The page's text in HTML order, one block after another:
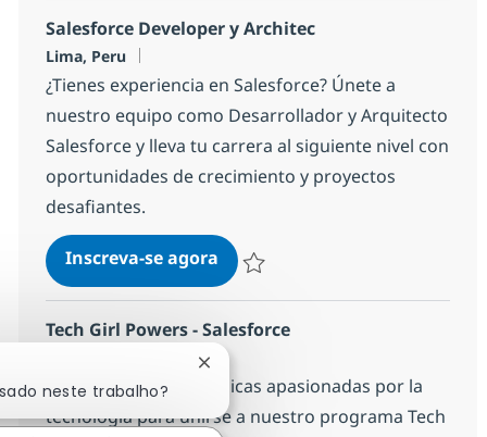
Salesforce Developer y Architec
Localização
Lima, Peru
¿Tienes experiencia en Salesforce? Únete a
nuestro equipo como Desarrollador y Arquitecto
Salesforce y lleva tu carrera al siguiente nivel con
oportunidades de crecimiento y proyectos
desafiantes.
Inscreva-se agoraSalesforce Developer y Architec
Tech Girl Powers - Salesforce
¡Estamos buscando chicas apasionadas por la
tecnología para unirse a nuestro programa Tech
neste trabalho?
Fechar notificação de chatbot